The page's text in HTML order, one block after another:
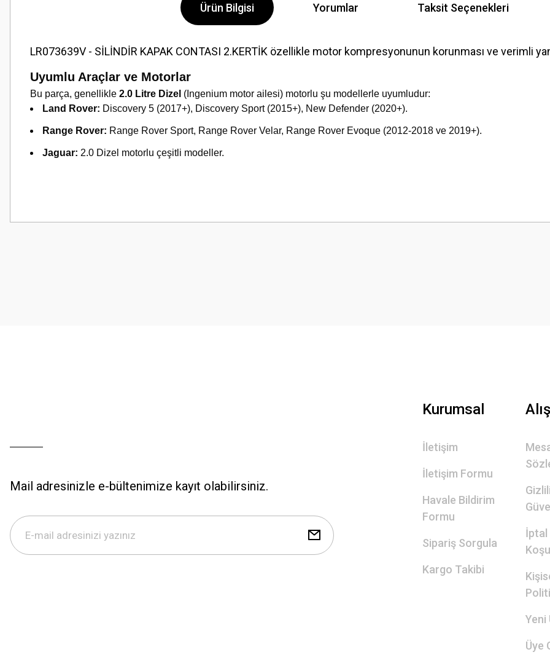
Ürün Bilgisi Yorumlar Taksit Seçenekleri
LR073639V - SİLİNDİR KAPAK CONTASI 2.KERTİK özellikle motor kompresyonunun korunması ve verimli
Uyumlu Araçlar ve Motorlar
Bu parça, genellikle 2.0 Litre Dizel (Ingenium motor ailesi) motorlu şu modellerle uyumludur:
Land Rover: Discovery 5 (2017+), Discovery Sport (2015+), New Defender (2020+).
Range Rover: Range Rover Sport, Range Rover Velar, Range Rover Evoque (2012-2018 ve 2019+).
Jaguar: 2.0 Dizel motorlu çeşitli modeller.
Görüş ve önerileriniz için teşekkür ederiz.
Mail adresinizle e-bültenimize kayıt olabilirsiniz.
Kurumsal
İletişim
İletişim Formu
Havale Bildirim
Formu
Sipariş Sorgula
Kargo Takibi
İptal
Yeni
Üye